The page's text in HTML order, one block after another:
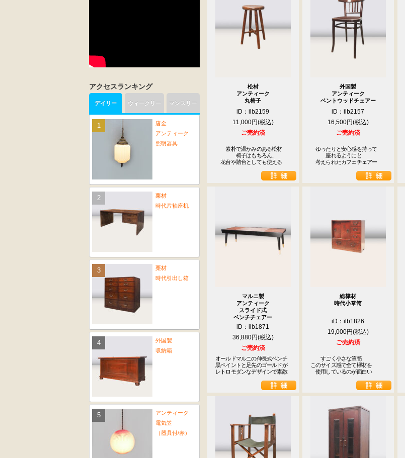
松材
アンティーク
丸椅子
iD：ilb2159
11,000円
ご売約済
素朴で温かみのある松材
椅子はもちろん、
花台や踏台としても使える
外国製
アンティーク
ベントウッドチェアー
iD：ilb2157
16,500円
ご売約済
ゆったりと安心感を持って
座れるようにと
考えられたカフェチェアー
マルニ製
アンティーク
スライド式
ベンチチェアー
iD：ilb1871
36,880円
ご売約済
オールドマルニの伸長式ベンチ
黒ペイントと足先のゴールドが
レトロモダンなデザインで素敵
総﨔材
時代小箪笥
iD：ilb1826
19,000円
ご売約済
すごく小さな箪笥
このサイズ感で全て欅材を
使用しているのが面白い
アクセスランキング
デイリー
唐金
アンティーク
照明器具
栗材
時代片袖座机
栗材
時代引出し箱
外国製
収納箱
アンティーク
電気笠
（器具付/赤）
ウィークリー マンスリー